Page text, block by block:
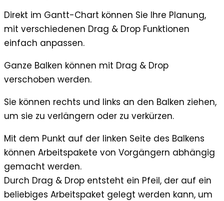
Direkt im Gantt-Chart können Sie Ihre Planung,
mit verschiedenen Drag & Drop Funktionen
einfach anpassen.
Ganze Balken können mit Drag & Drop
verschoben werden.
Sie können rechts und links an den Balken ziehen,
um sie zu verlängern oder zu verkürzen.
Mit dem Punkt auf der linken Seite des Balkens
können Arbeitspakete von Vorgängern abhängig
gemacht werden.
Durch Drag & Drop entsteht ein Pfeil, der auf ein
beliebiges Arbeitspaket gelegt werden kann, um